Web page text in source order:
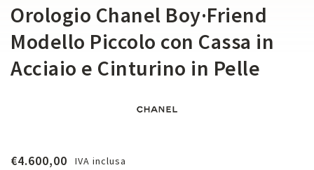
Orologio Chanel Boy·Friend
Modello Piccolo con Cassa in
Acciaio e Cinturino in Pelle
€4.600,00 IVA inclusa